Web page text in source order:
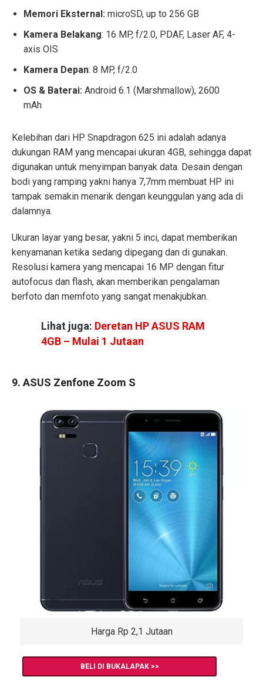
Memori Eksternal: microSD, up to 256 GB
Kamera Belakang: 16 MP, f/2.0, PDAF, Laser AF, 4-
axis OIS
Kamera Depan: 8 MP, f/2.0
OS & Baterai: Android 6.1 (Marshmallow), 2600
mAh
Kelebihan dari HP Snapdragon 625 ini adalah adanya
dukungan RAM yang mencapai ukuran 4GB, sehingga dapat
digunakan untuk menyimpan banyak data. Desain dengan
bodi yang ramping yakni hanya 7,7mm membuat HP ini
tampak semakin menarik dengan keunggulan yang ada di
dalamnya.
Ukuran layar yang besar, yakni 5 inci, dapat memberikan
kenyamanan ketika sedang dipegang dan di gunakan.
Resolusi kamera yang mencapai 16 MP dengan fitur
autofocus dan flash, akan memberikan pengalaman
berfoto dan memfoto yang sangat menakjubkan.
Lihat juga: Deretan HP ASUS RAM
4GB – Mulai 1 Jutaan
9. ASUS Zenfone Zoom S
Harga Rp 2,1 Jutaan
BELI DI BUKALAPAK >>